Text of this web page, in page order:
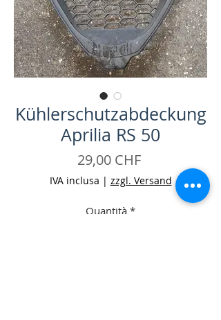
Kühlerschutzabdeckung
Aprilia RS 50
29,00 CHFPrezzo
IVA inclusa | zzgl. Versand
Quantità *